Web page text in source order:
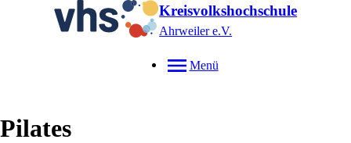
Kreisvolkshochschule
Ahrweiler e.V.
Menü
Pilates